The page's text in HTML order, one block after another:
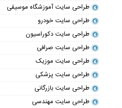
طراحی سایت آموزشگاه موسیقی
طراحی سایت خودرو
طراحی سایت دکوراسیون
طراحی سایت صرافی
طراحی سایت موزیک
طراحی سایت پزشکی
طراحی سایت بازرگانی
طراحی سایت مهندسی